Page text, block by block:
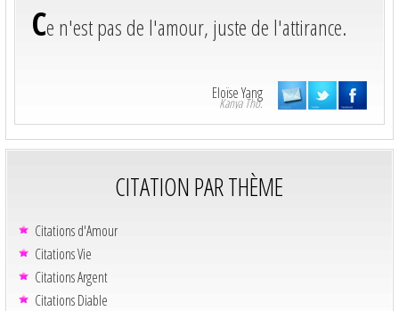
Ce n'est pas de l'amour, juste de l'attirance.
Eloïse Yang
Kanya Tho.
CITATION PAR THÈME
Citations d'Amour
Citations Vie
Citations Argent
Citations Diable